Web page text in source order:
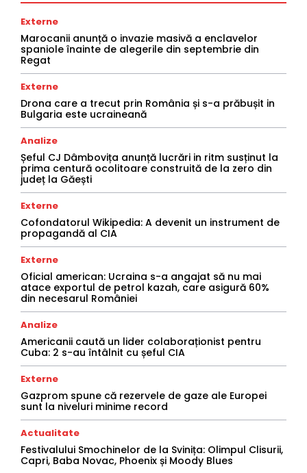
Externe
Marocanii anunță o invazie masivă a enclavelor
spaniole înainte de alegerile din septembrie din
Regat
Externe
Drona care a trecut prin România și s-a prăbușit in
Bulgaria este ucraineană
Analize
Șeful CJ Dâmbovița anunță lucrări in ritm susținut la
prima centură ocolitoare construită de la zero din
județ la Găești
Externe
Cofondatorul Wikipedia: A devenit un instrument de
propagandă al CIA
Externe
Oficial american: Ucraina s-a angajat să nu mai
atace exportul de petrol kazah, care asigură 60%
din necesarul României
Analize
Americanii caută un lider colaboraționist pentru
Cuba: 2 s-au întâlnit cu șeful CIA
Externe
Gazprom spune că rezervele de gaze ale Europei
sunt la niveluri minime record
Actualitate
Festivalului Smochinelor de la Svinița: Olimpul Clisurii,
Capri, Baba Novac, Phoenix și Moody Blues